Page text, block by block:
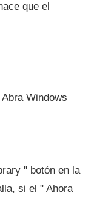
que el
Windows
" botón en la
si el " Ahora